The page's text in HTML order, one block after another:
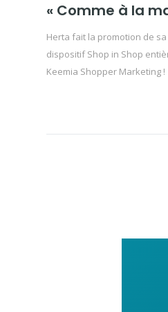
« Comme à la
Herta fait la promotion de
dispositif Shop in Shop
Keemia Shopper Marketing !